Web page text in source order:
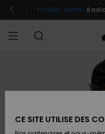
l'information
le
Se connecter / s'inscrire
YOUNG GUNS
FEMME
Shop
Homme
Surf
Shop
Snow
Shop
Homme
Snow
Shop
Outlet
Homme
Enfant
Accéder à
CE SITE UTILISE DES